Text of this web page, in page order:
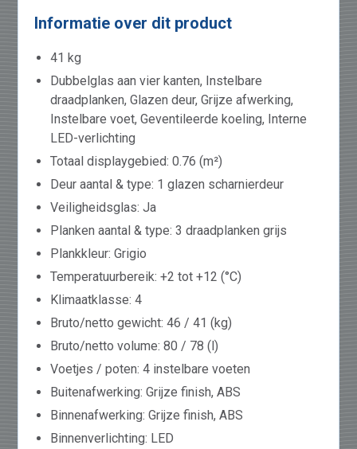
Informatie over dit product
41 kg
Dubbelglas aan vier kanten, Instelbare
draadplanken, Glazen deur, Grijze afwerking,
Instelbare voet, Geventileerde koeling, Interne
LED-verlichting
Totaal displaygebied: 0.76 (m²)
Deur aantal & type: 1 glazen scharnierdeur
Veiligheidsglas: Ja
Planken aantal & type: 3 draadplanken grijs
Plankkleur: Grigio
Temperatuurbereik: +2 tot +12 (°C)
Klimaatklasse: 4
Bruto/netto gewicht: 46 / 41 (kg)
Bruto/netto volume: 80 / 78 (l)
Voetjes / poten: 4 instelbare voeten
Buitenafwerking: Grijze finish, ABS
Binnenafwerking: Grijze finish, ABS
Binnenverlichting: LED